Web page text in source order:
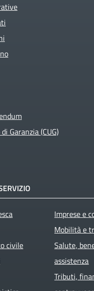
Garanzia (CUG)
civile
Imprese e
Mobilità e
Salute,
assistenza
Tributi,